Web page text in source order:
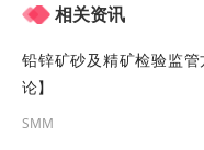
相关资讯
铅锌矿砂及精矿检验监
论】
SMM